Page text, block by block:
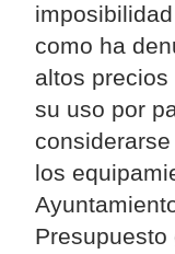
como ha
altos
su uso por
los
Presupuesto